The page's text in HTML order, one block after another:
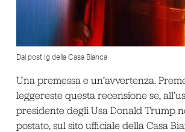
Dal post Ig della Casa Bianca
Una premessa e un’avvertenza.
leggereste questa recensione se,
presidente degli Usa Donald Trump
postato, sul sito ufficiale della Casa